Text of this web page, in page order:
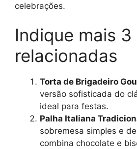
celebrações.
Indique mais
relacionadas
Torta de Brigadeiro
versão sofisticada do
ideal para festas.
Palha Italiana
sobremesa simples e
combina chocolate e